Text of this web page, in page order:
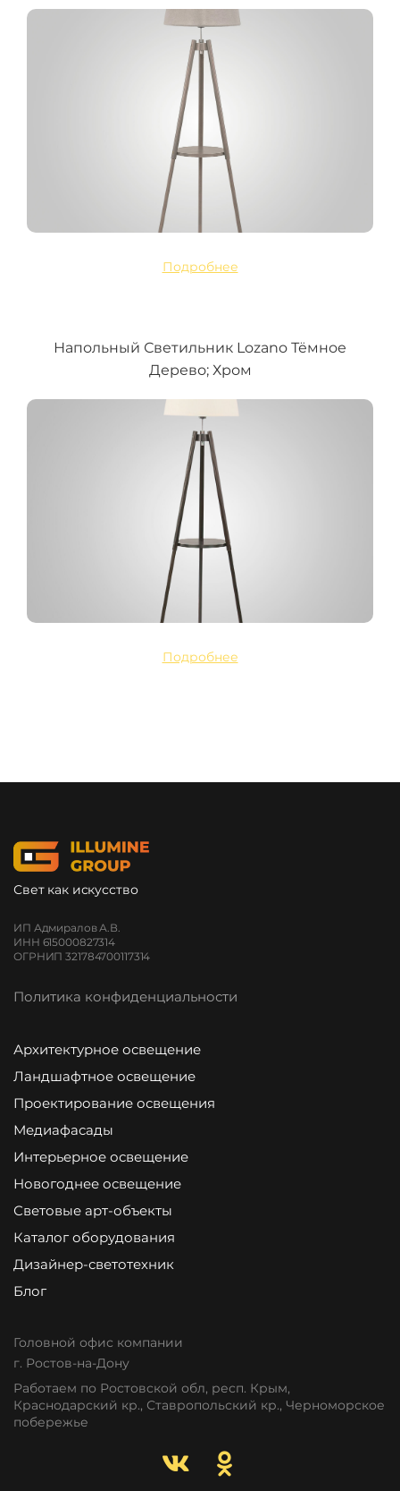
Подробнее
Напольный Светильник Lozano Тёмное
Дерево; Хром
Подробнее
Свет как искусство
ИП Адмиралов А.В.
ИНН 615000827314
ОГРНИП 321784700117314
Политика конфиденциальности
Архитектурное освещение
Ландшафтное освещение
Проектирование освещения
Медиафасады
Интерьерное освещение
Новогоднее освещение
Световые арт-объекты
Каталог оборудования
Дизайнер-светотехник
Блог
Головной офис компании
г. Ростов-на-Дону
Работаем по Ростовской обл, респ. Крым,
Краснодарский кр., Ставропольский кр., Черноморское
побережье